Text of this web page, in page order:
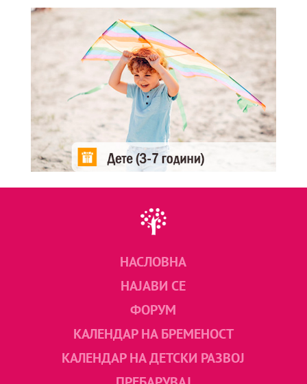
НАСЛОВНА
НАЈАВИ СЕ
ФОРУМ
КАЛЕНДАР НА БРЕМЕНОСТ
КАЛЕНДАР НА ДЕТСКИ РАЗВОЈ